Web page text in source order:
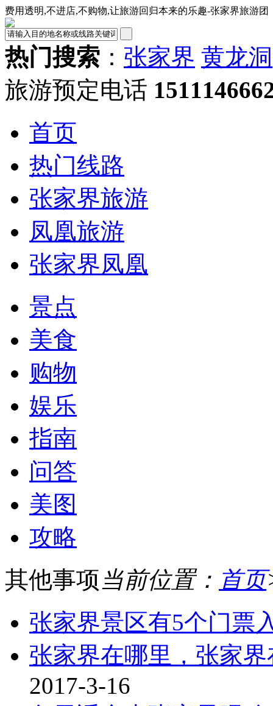
费用透明,不进店,不购物,让旅游回归本来的乐趣-张家界旅游团
热门搜索 ： 张家界 黄龙洞
旅游预定电话
首页
热门线路
张家界旅游
凤凰旅游
张家界凤凰
景点
美食
购物
娱乐
指南
问答
美图
攻略
其他事项 当前位置： 首页
张家界景区有5个门票
张家界在哪里，张家
2017-3-16